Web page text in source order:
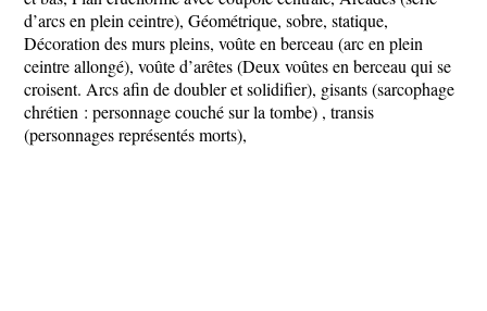
d’arcs en plein ceintre), Géométrique, sobre, statique,
Décoration des murs pleins, voûte en berceau (arc en plein
ceintre allongé), voûte d’arêtes (Deux voûtes en berceau qui se
croisent. Arcs afin de doubler et solidifier), gisants (sarcophage
chrétien : personnage couché sur la tombe) , transis
(personnages représentés morts),